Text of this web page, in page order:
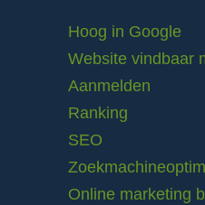
Hoog in Google
Website vindbaar
Aanmelden
Ranking
SEO
Online marketing